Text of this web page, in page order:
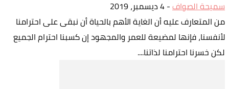
سميحة الصواف-4 ديسمبر، 2019
من المتعارف عليه أن الغاية الأهم بالحياة أن نبقى على احترامنا
لأنفسنا، فإنها لمضيعة للعمر والمجهود إن كسبنا احترام الجميع
لكن خسرنا احترامنا لذاتنا....